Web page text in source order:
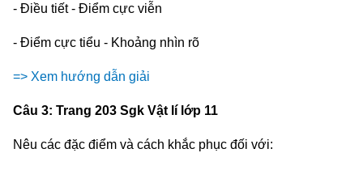
- Điều tiết - Điểm cực viễn
- Điểm cực tiểu - Khoảng nhìn rõ
=> Xem hướng dẫn giải
Câu 3: Trang 203 Sgk Vật lí lớp 11
Nêu các đặc điểm và cách khắc phục đối với: